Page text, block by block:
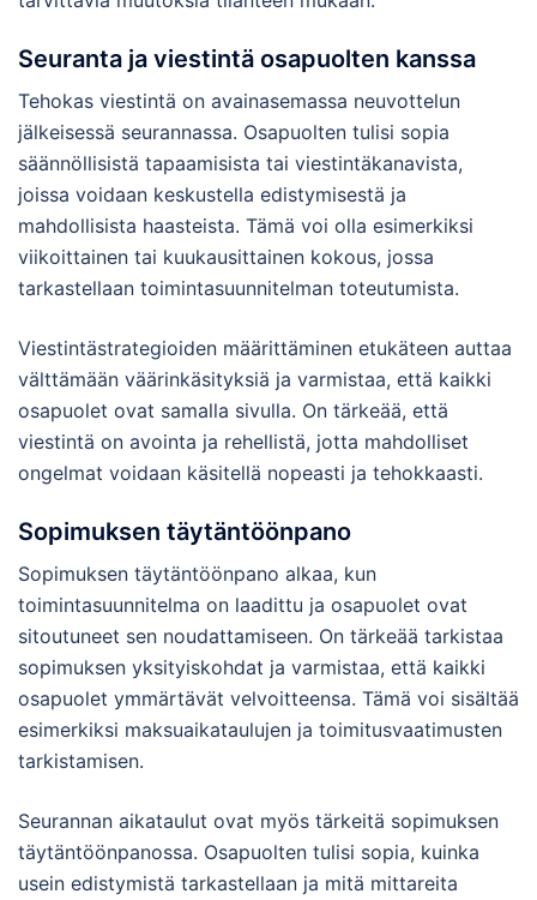
Seuranta ja viestintä osapuolten kanssa
Tehokas viestintä on avainasemassa neuvottelun
jälkeisessä seurannassa. Osapuolten tulisi sopia
säännöllisistä tapaamisista tai viestintäkanavista,
joissa voidaan keskustella edistymisestä ja
mahdollisista haasteista. Tämä voi olla esimerkiksi
viikoittainen tai kuukausittainen kokous, jossa
tarkastellaan toimintasuunnitelman toteutumista.
Viestintästrategioiden määrittäminen etukäteen auttaa
välttämään väärinkäsityksiä ja varmistaa, että kaikki
osapuolet ovat samalla sivulla. On tärkeää, että
viestintä on avointa ja rehellistä, jotta mahdolliset
ongelmat voidaan käsitellä nopeasti ja tehokkaasti.
Sopimuksen täytäntöönpano
Sopimuksen täytäntöönpano alkaa, kun
toimintasuunnitelma on laadittu ja osapuolet ovat
sitoutuneet sen noudattamiseen. On tärkeää tarkistaa
sopimuksen yksityiskohdat ja varmistaa, että kaikki
osapuolet ymmärtävät velvoitteensa. Tämä voi sisältää
esimerkiksi maksuaikataulujen ja toimitusvaatimusten
tarkistamisen.
Seurannan aikataulut ovat myös tärkeitä sopimuksen
täytäntöönpanossa. Osapuolten tulisi sopia, kuinka
usein edistymistä tarkastellaan ja mitä mittareita